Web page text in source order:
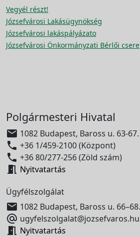
Vegyél részt!
Józsefvárosi Lakásügynökség
Józsefvárosi lakáspályázato
Józsefvárosi Önkormányzati Bérlői csere
Polgármesteri Hivatal
 1082 Budapest, Baross u. 63-67.
 +36 1/459-2100 (Központ)
 +36 80/277-256 (Zöld szám)
 Nyitvatartás
Ügyfélszolgálat
 1082 Budapest, Baross u. 66–68.
 ugyfelszolgalat@jozsefvaros.hu
 Nyitvatartás